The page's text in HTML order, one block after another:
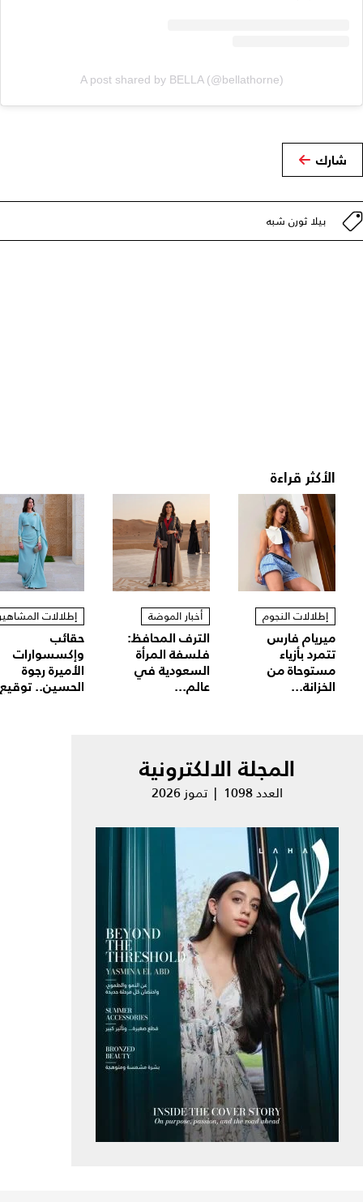
A post shared by BELLA (@bellathorne)
شارك
بيلا ثورن شبه
الأكثر قراءة
إطلالات النجوم
ميريام فارس
تتمرد بأزياء
مستوحاة من
الخزانة...
أخبار الموضة
الترف المحافظ:
فلسفة المرأة
السعودية في
عالم...
إطلالات
حقائب
وإكسسوارات
الأميرة رجوة
الحسين..
المجلة الالكترونية
العدد 1098 | تموز 2026